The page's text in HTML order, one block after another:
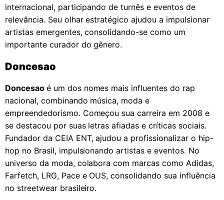
internacional, participando de turnês e eventos de
relevância. Seu olhar estratégico ajudou a impulsionar
artistas emergentes, consolidando-se como um
importante curador do gênero.
Doncesao
Doncesao é um dos nomes mais influentes do rap
nacional, combinando música, moda e
empreendedorismo. Começou sua carreira em 2008 e
se destacou por suas letras afiadas e críticas sociais.
Fundador da CEIA ENT, ajudou a profissionalizar o hip-
hop no Brasil, impulsionando artistas e eventos. No
universo da moda, colabora com marcas como Adidas,
Farfetch, LRG, Pace e OUS, consolidando sua influência
no streetwear brasileiro.